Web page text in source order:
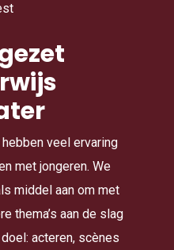
veel ervaring
met jongeren. We
middel aan om met
thema’s aan de slag
acteren, scènes